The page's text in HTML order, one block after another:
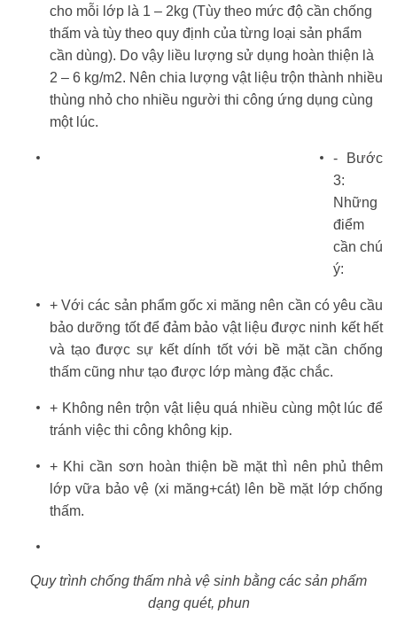
cho mỗi lớp là 1 – 2kg (Tùy theo mức độ cần chống
thấm và tùy theo quy định của từng loại sản phẩm
cần dùng). Do vậy liều lượng sử dụng hoàn thiện là
2 – 6 kg/m2. Nên chia lượng vật liệu trộn thành nhiều
thùng nhỏ cho nhiều người thi công ứng dụng cùng
một lúc.
- Bước
3:
Những
điểm
cần chú
ý:
+ Với các sản phẩm gốc xi măng nên cần có yêu cầu
bảo dưỡng tốt để đảm bảo vật liệu được ninh kết hết
và tạo được sự kết dính tốt với bề mặt cần chống
thấm cũng như tạo được lớp màng đặc chắc.
+ Không nên trộn vật liệu quá nhiều cùng một lúc để
tránh việc thi công không kịp.
+ Khi cần sơn hoàn thiện bề mặt thì nên phủ thêm
lớp vữa bảo vệ (xi măng+cát) lên bề mặt lớp chống
thấm.
Quy trình chống thấm nhà vệ sinh bằng các sản phẩm
dạng quét, phun